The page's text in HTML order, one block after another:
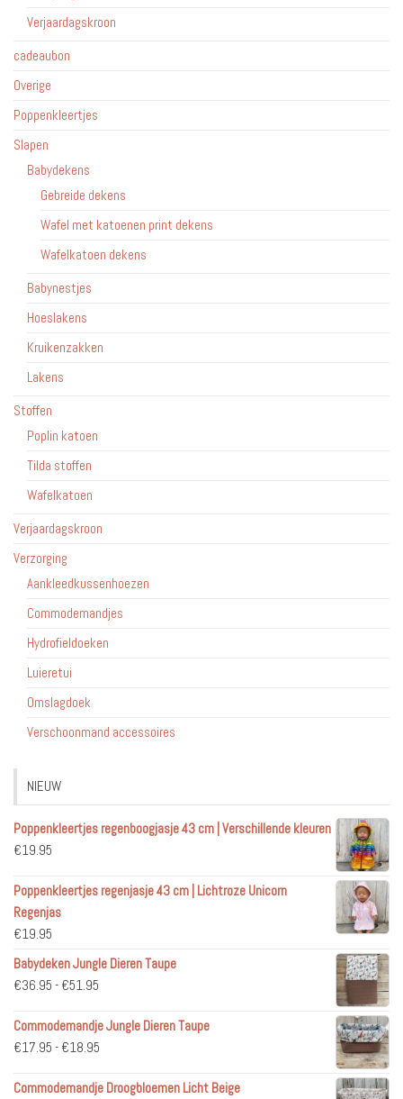
Verjaardagskroon
cadeaubon
Overige
Poppenkleertjes
Slapen
Babydekens
Gebreide dekens
Wafel met katoenen print dekens
Wafelkatoen dekens
Babynestjes
Hoeslakens
Kruikenzakken
Lakens
Stoffen
Poplin katoen
Tilda stoffen
Wafelkatoen
Verjaardagskroon
Verzorging
Aankleedkussenhoezen
Commodemandjes
Hydrofieldoeken
Luieretui
Omslagdoek
Verschoonmand accessoires
NIEUW
Poppenkleertjes regenboogjasje 43 cm | Verschillende kleuren
€19.95
Poppenkleertjes regenjasje 43 cm | Lichtroze Unicorn
Regenjas
€19.95
Babydeken Jungle Dieren Taupe
€36.95 - €51.95
tot
€51.95
Commodemandje Jungle Dieren Taupe
€17.95 - €18.95
tot
Commodemandje Droogbloemen Licht Beige